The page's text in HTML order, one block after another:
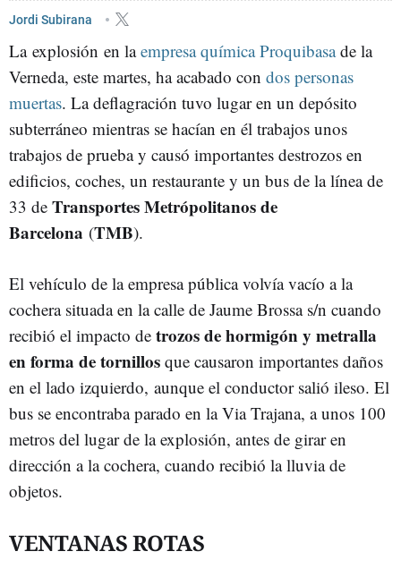
LA VERNEDA I LA PAU
Jordi Subirana
La explosión en laempresa química Proquibasade la
Verneda, este martes, ha acabado con dos personas
muertas. La deflagración tuvo lugar en un depósito
subterráneo mientras se hacían en él trabajos unos
trabajos de prueba y causó importantes destrozos en
edificios, coches, un restaurante y un bus de la línea de
33 de Transportes Metrópolitanos de
Barcelona (TMB).
El vehículo de la empresa pública volvía vacío a la
cochera situada en la calle de Jaume Brossa s/n cuando
recibió el impacto de trozos de hormigón y metralla
en forma de tornillos que causaron importantes daños
en el lado izquierdo, aunque el conductor salió ileso. El
bus se encontraba parado en la Via Trajana, a unos 100
metros del lugar de la explosión, antes de girar en
dirección a la cochera, cuando recibió la lluvia de
objetos.
VENTANAS ROTAS